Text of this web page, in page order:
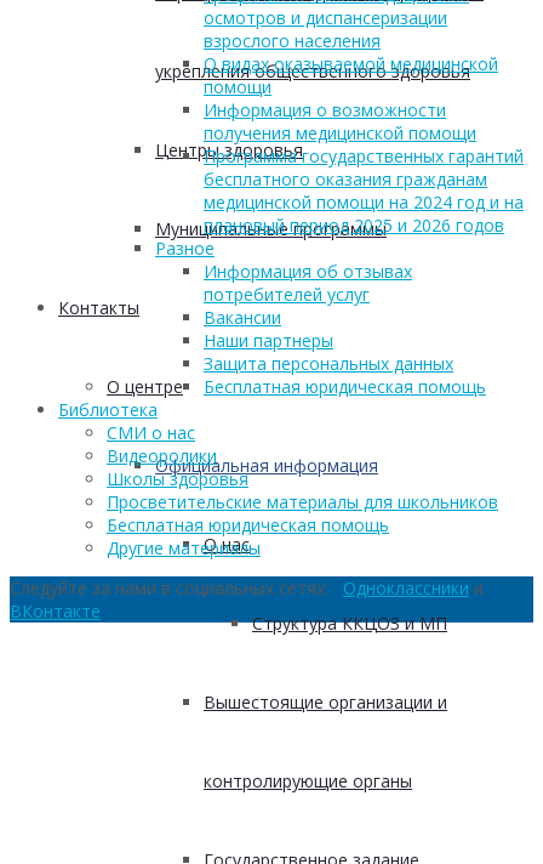
укрепления общественного здоровья
Центры здоровья
Муниципальные программы
Контакты
О центре
Официальная информация
О нас
Структура ККЦОЗ и МП
Вышестоящие организации и
контролирующие органы
осмотров и диспансеризации
взрослого населения
О видах оказываемой медицинской
помощи
Информация о возможности
получения медицинской помощи
Программа государственных гарантий
бесплатного оказания гражданам
медицинской помощи на 2024 год и на
плановый период 2025 и 2026 годов
Разное
Информация об отзывах
потребителей услуг
Вакансии
Наши партнеры
Защита персональных данных
Бесплатная юридическая помощь
Библиотека
СМИ о нас
Видеоролики
Школы здоровья
Просветительские материалы для школьников
Бесплатная юридическая помощь
Другие материалы
Следуйте за нами в социальных сетях: Одноклассники и
ВКонтакте